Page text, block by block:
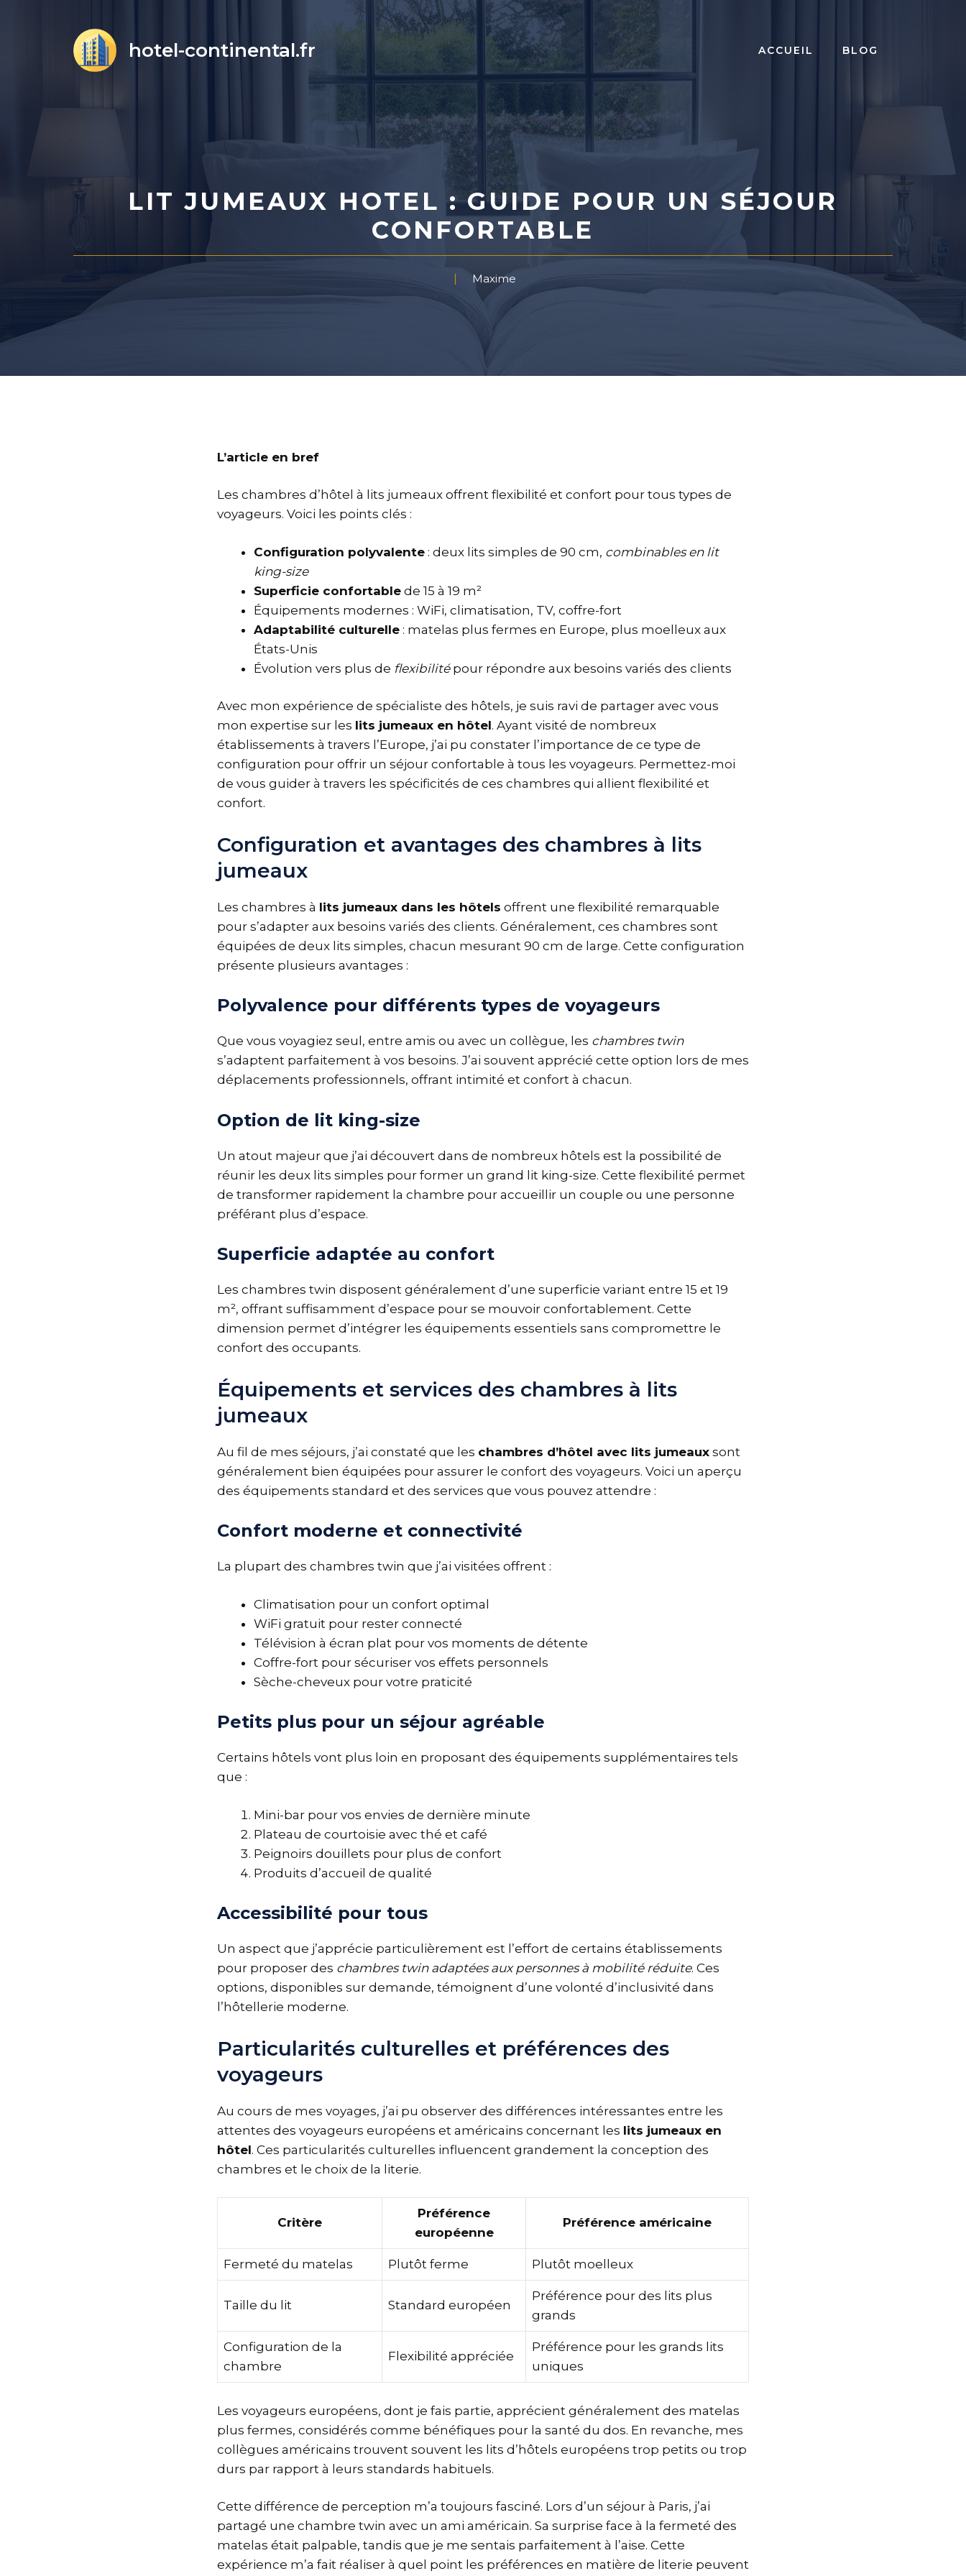
hotel-continental.fr ACCUEIL BLOG
LIT JUMEAUX HOTEL : GUIDE POUR UN SÉJOUR
CONFORTABLE
Maxime
L’article en bref
Les chambres d’hôtel à lits jumeaux offrent flexibilité et confort pour tous types de
voyageurs. Voici les points clés :
Configuration polyvalente : deux lits simples de 90 cm, combinables en lit
king-size
Superficie confortable de 15 à 19 m²
Équipements modernes : WiFi, climatisation, TV, coffre-fort
Adaptabilité culturelle : matelas plus fermes en Europe, plus moelleux aux
États-Unis
Évolution vers plus de flexibilitépour répondre aux besoins variés des clients
Avec mon expérience de spécialiste des hôtels, je suis ravi de partager avec vous
mon expertise sur les lits jumeaux en hôtel. Ayant visité de nombreux
établissements à travers l’Europe, j’ai pu constater l’importance de ce type de
configuration pour offrir un séjour confortable à tous les voyageurs. Permettez-moi
de vous guider à travers les spécificités de ces chambres qui allient flexibilité et
confort.
Configuration et avantages des chambres à lits
jumeaux
Les chambres à lits jumeaux dans les hôtels offrent une flexibilité remarquable
pour s’adapter aux besoins variés des clients. Généralement, ces chambres sont
équipées de deux lits simples, chacun mesurant 90 cm de large. Cette configuration
présente plusieurs avantages :
Polyvalence pour différents types de voyageurs
Que vous voyagiez seul, entre amis ou avec un collègue, les chambres twin
s’adaptent parfaitement à vos besoins. J’ai souvent apprécié cette option lors de mes
déplacements professionnels, offrant intimité et confort à chacun.
Option de lit king-size
Un atout majeur que j’ai découvert dans de nombreux hôtels est la possibilité de
réunir les deux lits simples pour former un grand lit king-size. Cette flexibilité permet
de transformer rapidement la chambre pour accueillir un couple ou une personne
préférant plus d’espace.
Superficie adaptée au confort
Les chambres twin disposent généralement d’une superficie variant entre 15 et 19
m², offrant suffisamment d’espace pour se mouvoir confortablement. Cette
dimension permet d’intégrer les équipements essentiels sans compromettre le
confort des occupants.
Équipements et services des chambres à lits
jumeaux
Au fil de mes séjours, j’ai constaté que les chambres d’hôtel avec lits jumeaux sont
généralement bien équipées pour assurer le confort des voyageurs. Voici un aperçu
des équipements standard et des services que vous pouvez attendre :
Confort moderne et connectivité
La plupart des chambres twin que j’ai visitées offrent :
Climatisation pour un confort optimal
WiFi gratuit pour rester connecté
Télévision à écran plat pour vos moments de détente
Coffre-fort pour sécuriser vos effets personnels
Sèche-cheveux pour votre praticité
Petits plus pour un séjour agréable
Certains hôtels vont plus loin en proposant des équipements supplémentaires tels
que :
Mini-bar pour vos envies de dernière minute
Plateau de courtoisie avec thé et café
Peignoirs douillets pour plus de confort
Produits d’accueil de qualité
Accessibilité pour tous
Un aspect que j’apprécie particulièrement est l’effort de certains établissements
pour proposer des chambres twin adaptées aux personnes à mobilité réduite. Ces
options, disponibles sur demande, témoignent d’une volonté d’inclusivité dans
l’hôtellerie moderne.
Particularités culturelles et préférences des
voyageurs
Au cours de mes voyages, j’ai pu observer des différences intéressantes entre les
attentes des voyageurs européens et américains concernant les lits jumeaux en
hôtel. Ces particularités culturelles influencent grandement la conception des
chambres et le choix de la literie.
Critère
Préférence
européenne
Préférence américaine
Fermeté du matelas Plutôt ferme Plutôt moelleux
Taille du lit Standard européen
Préférence pour des lits plus
grands
Configuration de la
chambre
Flexibilité appréciée
Préférence pour les grands lits
uniques
Les voyageurs européens, dont je fais partie, apprécient généralement des matelas
plus fermes, considérés comme bénéfiques pour la santé du dos. En revanche, mes
collègues américains trouvent souvent les lits d’hôtels européens trop petits ou trop
durs par rapport à leurs standards habituels.
Cette différence de perception m’a toujours fasciné. Lors d’un séjour à Paris, j’ai
partagé une chambre twin avec un ami américain. Sa surprise face à la fermeté des
matelas était palpable, tandis que je me sentais parfaitement à l’aise. Cette
expérience m’a fait réaliser à quel point les préférences en matière de literie peuvent